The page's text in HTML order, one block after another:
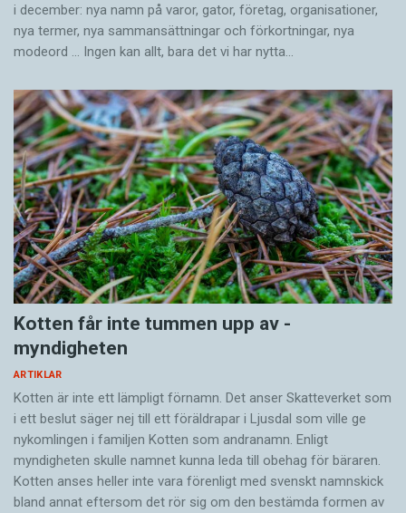
i december: nya namn på varor, gator, företag, organisationer,
nya termer, nya samman­sättningar och förkortningar, nya
modeord … Ingen kan allt, bara det vi har nytta…
Kotten får inte tummen upp av ­
myndigheten
ARTIKLAR
Kotten är inte ett lämpligt förnamn. Det anser Skatte­verket som
i ett beslut säger nej till ett föräldra­par i Ljusdal som ville ge
nykomlingen i familjen Kotten som andranamn. Enligt
myndigheten skulle namnet kunna leda till obehag för bäraren.
Kotten anses heller inte vara förenligt med svenskt namnskick
bland annat eftersom det rör sig om den bestämda formen av